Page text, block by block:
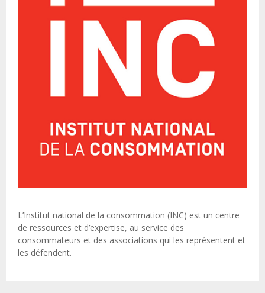
L’Institut national de la consommation (INC) est un centre
de ressources et d’expertise, au service des
consommateurs et des associations qui les représentent et
les défendent.